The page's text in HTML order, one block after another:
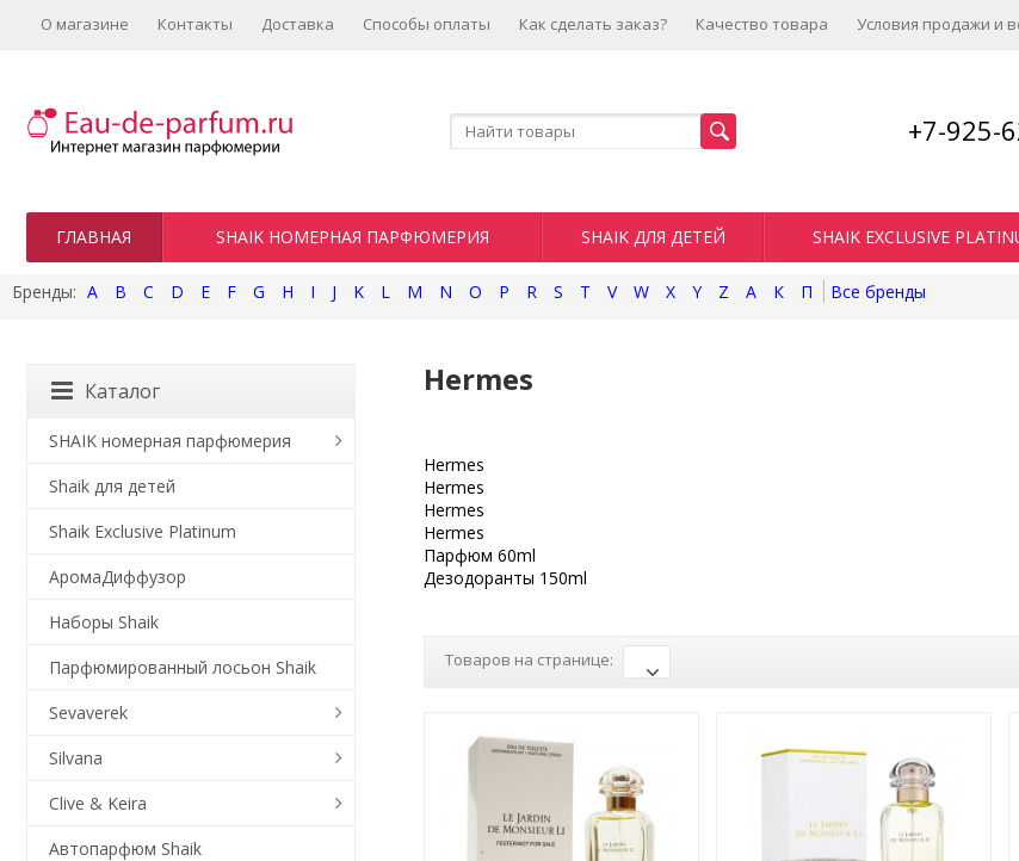
О магазине Контакты Доставка Способы оплаты Как сделать заказ? Качество товара Условия продажи и
+7-925-
ГЛАВНАЯ SHAIK НОМЕРНАЯ ПАРФЮМЕРИЯ SHAIK ДЛЯ ДЕТЕЙ SHAIK EXCLUSIVE
A B C D E F G H I J K L M N O P R S T V W X Y Z А К П
Hermes
Hermes
Hermes
Hermes
Hermes
Парфюм 60ml
Дезодоранты 150ml
Товаров на странице:
Каталог
SHAIK номерная парфюмерия
Shaik для детей
Shaik Exclusive Platinum
АромаДиффузор
Наборы Shaik
Парфюмированный лосьон Shaik
Sevaverek
Silvana
Clive & Keira
Автопарфюм Shaik